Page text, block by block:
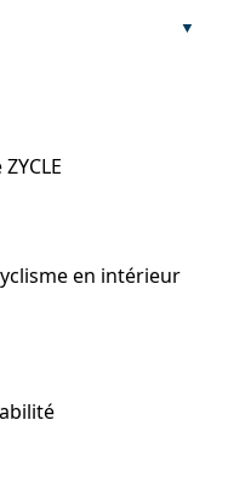
en intérieur